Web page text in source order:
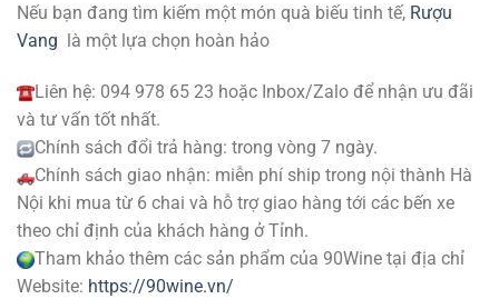
Nếu bạn đang tìm kiếm một món quà biếu tinh tế, Rượu
Vang
là một lựa chọn hoàn hảo
Liên hệ: 094 978 65 23 hoặc Inbox/Zalo để nhận ưu đãi
và tư vấn tốt nhất.
Chính sách đổi trả hàng: trong vòng 7 ngày.
Chính sách giao nhận: miễn phí ship trong nội thành Hà
Nội khi mua từ 6 chai và hỗ trợ giao hàng tới các bến xe
theo chỉ định của khách hàng ở Tỉnh.
Tham khảo thêm các sản phẩm của 90Wine tại địa chỉ
Website: https://90wine.vn/